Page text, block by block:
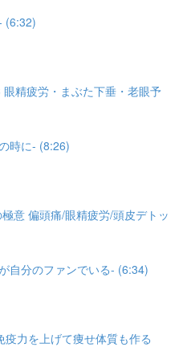
(6:32)
精疲労・まぶた下垂・老眼予
時に- (8:26)
意 偏頭痛/眼精疲労/頭皮デトッ
自分のファンでいる- (6:34)
疫力を上げて痩せ体質も作る